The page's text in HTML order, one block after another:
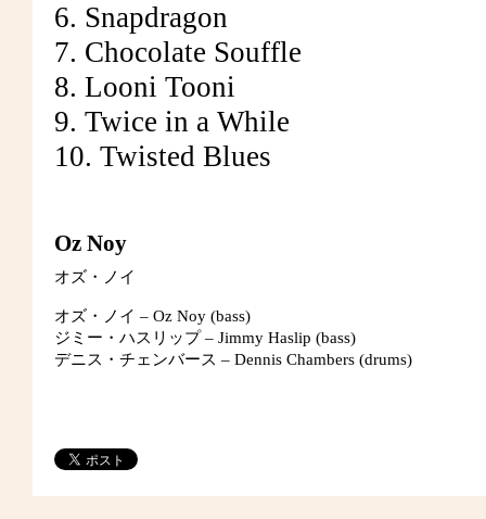
6. Snapdragon
7. Chocolate Souffle
8. Looni Tooni
9. Twice in a While
10. Twisted Blues
Oz Noy
オズ・ノイ
オズ・ノイ – Oz Noy (bass)
ジミー・ハスリップ – Jimmy Haslip (bass)
デニス・チェンバース – Dennis Chambers (drums)